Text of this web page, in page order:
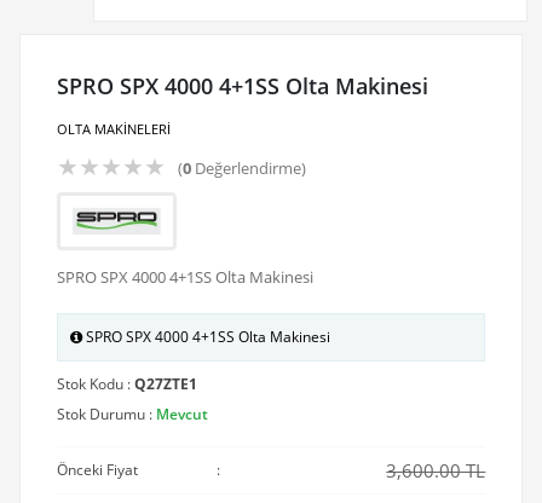
SPRO SPX 4000 4+1SS Olta Makinesi
OLTA MAKİNELERİ
★★★★★ (0Değerlendirme)
SPRO SPX 4000 4+1SS Olta Makinesi
SPRO SPX 4000 4+1SS Olta Makinesi
Stok Kodu :Q27ZTE1
Stok Durumu : Mevcut
Önceki Fiyat : 3,600.00 TL